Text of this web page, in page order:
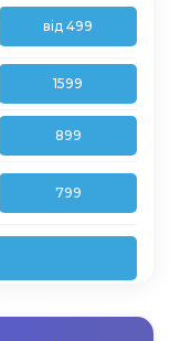
від 499
1599
899
799